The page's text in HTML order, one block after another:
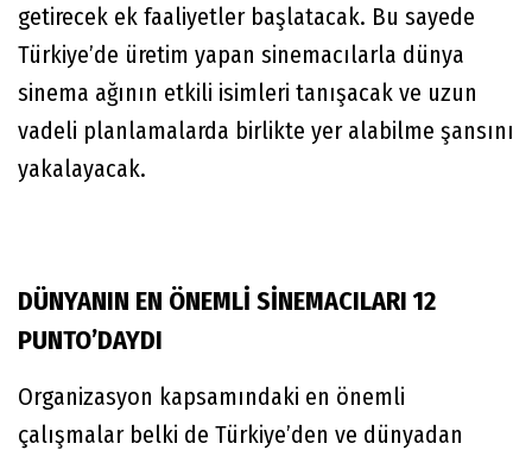
getirecek ek faaliyetler başlatacak. Bu sayede
Türkiye’de üretim yapan sinemacılarla dünya
sinema ağının etkili isimleri tanışacak ve uzun
vadeli planlamalarda birlikte yer alabilme şansını
yakalayacak.
DÜNYANIN EN ÖNEMLİ SİNEMACILARI 12
PUNTO’DAYDI
Organizasyon kapsamındaki en önemli
çalışmalar belki de Türkiye’den ve dünyadan